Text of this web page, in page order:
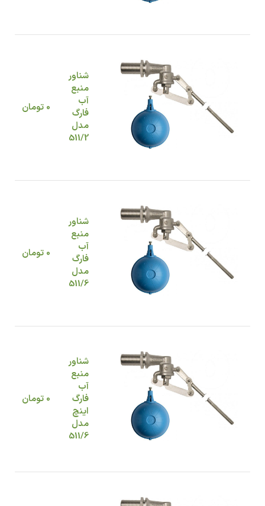
شناور
منبع
آب
فارگ
مدل
511/2
0 تومان
شناور
منبع
آب
فارگ
مدل
511/6
0 تومان
شناور
منبع
آب
فارگ
اینچ
مدل
511/6
0 تومان